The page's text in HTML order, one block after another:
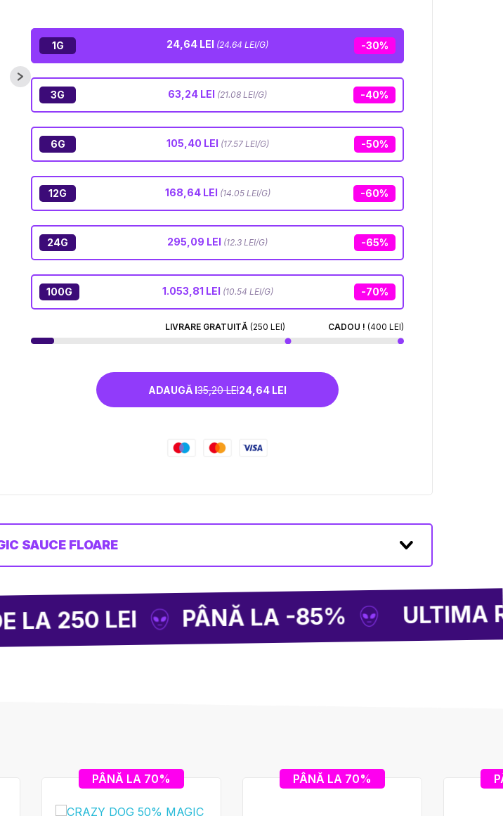
1G -30%
24,64 LEI (24.64 LEI/G)
3G -40%
63,24 LEI (21.08 LEI/G)
6G -50%
105,40 LEI (17.57 LEI/G)
12G -60%
168,64 LEI (14.05 LEI/G)
24G -65%
295,09 LEI (12.3 LEI/G)
100G -70%
1.053,81 LEI (10.54 LEI/G)
LIVRARE GRATUITĂ (250 LEI) CADOU ! (400 LEI)
ADAUGĂ I35,20 LEI24,64 LEI
SAUCE FLOARE
250 LEI PÂNĂ LA -85% ULTIMA
PÂNĂ LA 70% PÂNĂ LA 70%